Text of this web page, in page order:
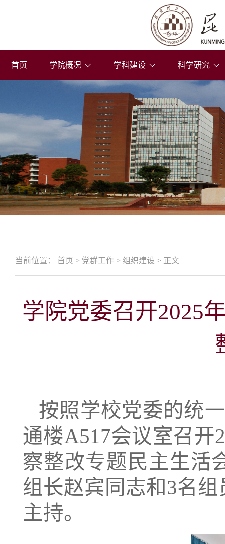
首页 学院概况 学科建设 科学研究
当前位置： 首页 > 党群工作 > 组织建设 > 正文
学院党委召开2025
按照学校党委的统
通楼A517会议室召开
察整改专题民主生活
组长赵宾同志和3名
主持。